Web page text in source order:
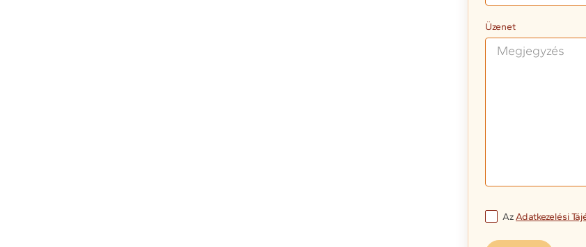
Üzenet
AzAdatkezelési